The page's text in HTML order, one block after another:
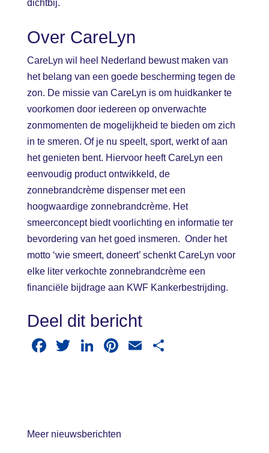
dichtbij.
Over CareLyn
CareLyn wil heel Nederland bewust maken van
het belang van een goede bescherming tegen de
zon. De missie van CareLyn is om huidkanker te
voorkomen door iedereen op onverwachte
zonmomenten de mogelijkheid te bieden om zich
in te smeren. Of je nu speelt, sport, werkt of aan
het genieten bent. Hiervoor heeft CareLyn een
eenvoudig product ontwikkeld, de
zonnebrandcrème dispenser met een
hoogwaardige zonnebrandcrème. Het
smeerconcept biedt voorlichting en informatie ter
bevordering van het goed insmeren. Onder het
motto ‘wie smeert, doneert’ schenkt CareLyn voor
elke liter verkochte zonnebrandcrème een
financiële bijdrage aan KWF Kankerbestrijding.
Deel dit bericht
F
o
T
Li
n
Pi
E
Meer nieuwsberichten